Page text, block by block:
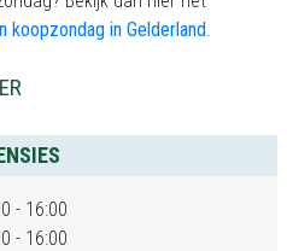
koopzondag in Gelderland.
- 16:00
- 16:00